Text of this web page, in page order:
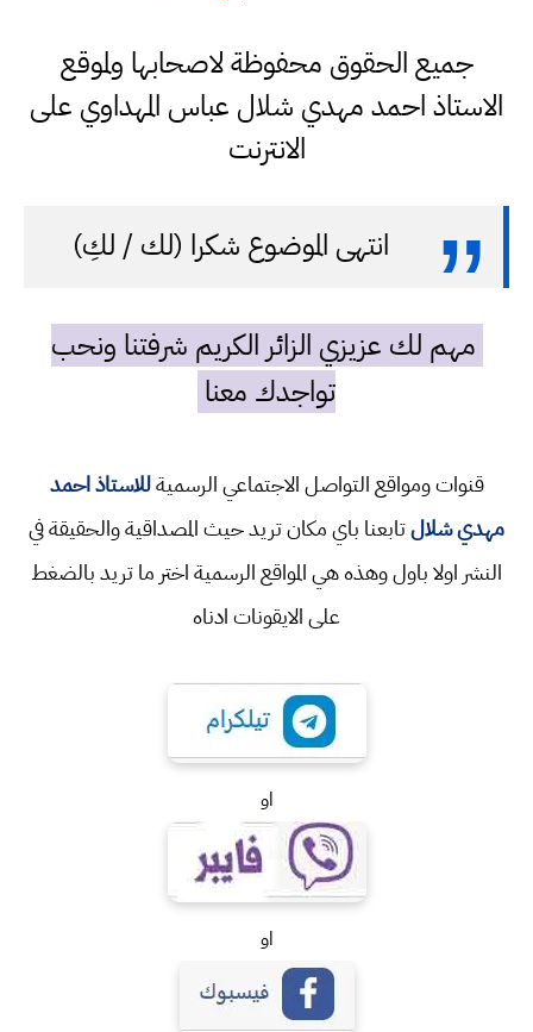
جميع الحقوق محفوظة لاصحابها ولموقع
الاستاذ احمد مهدي شلال عباس المهداوي على
الانترنت
انتهى الموضوع شكرا (لك / لكِ)
مهم لك عزيزي الزائر الكريم شرفتنا ونحب
تواجدك معنا
قنوات ومواقع التواصل الاجتماعي الرسميةللاستاذ احمد
مهدي شلالتابعنا باي مكان تريد حيث المصداقية والحقيقة في
النشر اولا باول وهذه هي المواقع الرسمية اختر ما تريد بالضغط
على الايقونات ادناه
او
او